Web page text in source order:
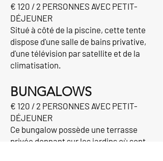
€ 120 / 2 PERSONNES AVEC PETIT-
DÉJEUNER
Situé à côté de la piscine, cette tente
dispose d'une salle de bains privative,
d'une télévision par satellite et de la
climatisation.
BUNGALOWS
€ 120 / 2 PERSONNES AVEC PETIT-
DÉJEUNER
Ce bungalow possède une terrasse
privée donnant sur les jardins où sont